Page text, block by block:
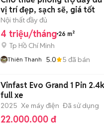
vị trí đẹp, sạch sẽ, giá tốt
Nội thất đầy đủ
4 triệu/tháng 26 m²
Tp Hồ Chí Minh
Thiên Thanh 5.0 5 đã bán
Vinfast Evo Grand 1 Pin 2.4kw.
full xe
2025 Xe máy điện Đã sử dụng
22.000.000 đ